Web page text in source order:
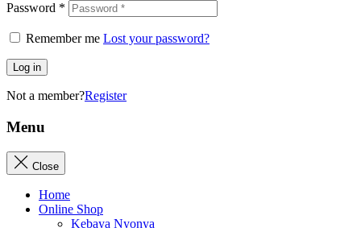
Password *
Remember me Lost your password?
Log in
Not a member?Register
Menu
Close
Home
Online Shop
Kebaya Nyonya